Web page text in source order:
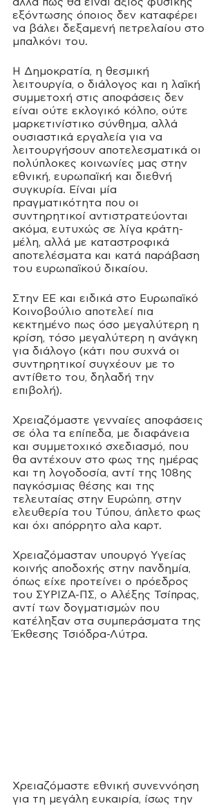
αλλά πως θα είναι άξιος φυσικής
εξόντωσης όποιος δεν καταφέρει
να βάλει δεξαμενή πετρελαίου στο
μπαλκόνι του.
Η Δημοκρατία, η θεσμική
λειτουργία, ο διάλογος και η λαϊκή
συμμετοχή στις αποφάσεις δεν
είναι ούτε εκλογικό κόλπο, ούτε
μαρκετινίστικο σύνθημα, αλλά
ουσιαστικά εργαλεία για να
λειτουργήσουν αποτελεσματικά οι
πολύπλοκες κοινωνίες μας στην
εθνική, ευρωπαϊκή και διεθνή
συγκυρία. Είναι μία
πραγματικότητα που οι
συντηρητικοί αντιστρατεύονται
ακόμα, ευτυχώς σε λίγα κράτη-
μέλη, αλλά με καταστροφικά
αποτελέσματα και κατά παράβαση
του ευρωπαϊκού δικαίου.
Στην ΕΕ και ειδικά στο Ευρωπαϊκό
Κοινοβούλιο αποτελεί πια
κεκτημένο πως όσο μεγαλύτερη η
κρίση, τόσο μεγαλύτερη η ανάγκη
για διάλογο (κάτι που συχνά οι
συντηρητικοί συγχέουν με το
αντίθετο του, δηλαδή την
επιβολή).
Χρειαζόμαστε γενναίες αποφάσεις
σε όλα τα επίπεδα, με διαφάνεια
και συμμετοχικό σχεδιασμό, που
θα αντέχουν στο φως της ημέρας
και τη λογοδοσία, αντί της 108ης
παγκόσμιας θέσης και της
τελευταίας στην Ευρώπη, στην
ελευθερία του Τύπου, άπλετο φως
και όχι απόρρητο αλα καρτ.
Χρειαζόμασταν υπουργό Υγείας
κοινής αποδοχής στην πανδημία,
όπως είχε προτείνει ο πρόεδρος
του ΣΥΡΙΖΑ-ΠΣ, ο Αλέξης Τσίπρας,
αντί των δογματισμών που
κατέληξαν στα συμπεράσματα της
Έκθεσης Τσιόδρα-Λύτρα.
Χρειαζόμαστε εθνική συνεννόηση
για τη μεγάλη ευκαιρία, ίσως την